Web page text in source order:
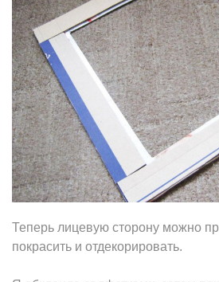
Теперь лицевую сторону можно
покрасить и отдекорировать.